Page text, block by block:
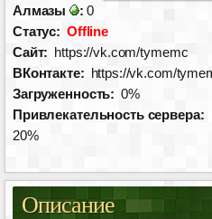
Алмазы : 0
Статус: Offline
Сайт: https://vk.com/tymemc
ВКонтакте: https://vk.com/
Загруженность: 0%
Привлекательность сервера:
20%
Описание